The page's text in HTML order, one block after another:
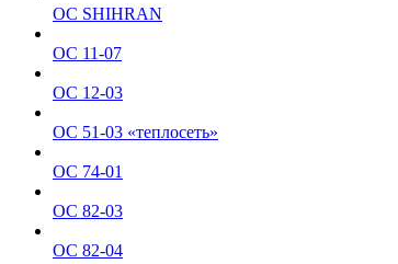
ОС SHIHRAN
ОС 11-07
ОС 12-03
ОС 51-03 «теплосеть»
ОС 74-01
ОС 82-03
ОС 82-04